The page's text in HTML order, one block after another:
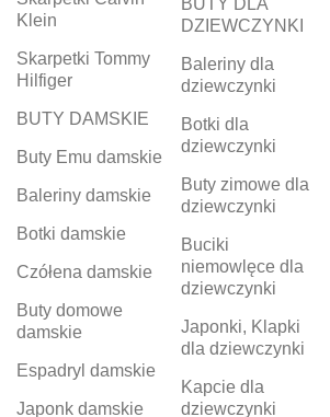
Klein
Skarpetki Tommy
Hilfiger
BUTY DAMSKIE
Buty Emu damskie
Baleriny damskie
Botki damskie
Czółena damskie
Buty domowe
damskie
Espadryl damskie
Japonk damskie
BUTY DLA
DZIEWCZYNKI
Baleriny dla
dziewczynki
Botki dla
dziewczynki
Buty zimowe dla
dziewczynki
Buciki
niemowlęce dla
dziewczynki
Japonki, Klapki
dla dziewczynki
Kapcie dla
dziewczynki